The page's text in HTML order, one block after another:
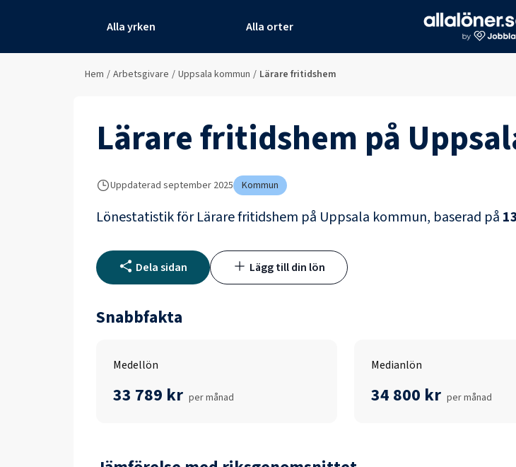
Alla yrken Alla orter
Hem / Arbetsgivare / Uppsala kommun / Lärare fritidshem
Lärare fritidshem på
Uppdaterad september 2025 Kommun
Lönestatistik förLärare fritidshem på Uppsala kommun, baserad på
Dela sidan Lägg till din lön
Snabbfakta
Medellön
33 789 kr per månad
Medianlön
34 800 kr per månad